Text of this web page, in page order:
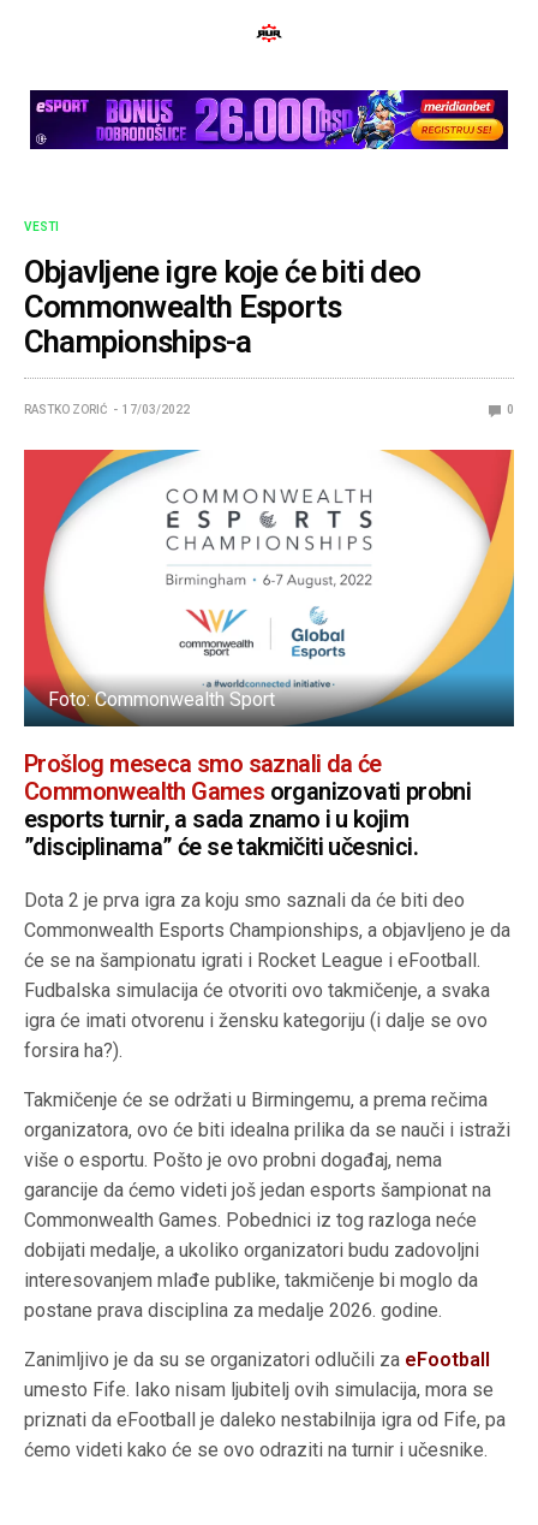
VESTI
Objavljene igre koje će biti deo
Commonwealth Esports
Championships-a
RASTKO ZORIĆ 17/03/2022 0
Foto: Commonwealth Sport
Prošlog meseca smo saznali da će
Commonwealth Games organizovati probni
esports turnir, a sada znamo i u kojim
”disciplinama” će se takmičiti učesnici.
Dota 2 je prva igra za koju smo saznali da će biti deo
Commonwealth Esports Championships, a objavljeno je da
će se na šampionatu igrati i Rocket League i eFootball.
Fudbalska simulacija će otvoriti ovo takmičenje, a svaka
igra će imati otvorenu i žensku kategoriju (i dalje se ovo
forsira ha?).
Takmičenje će se održati u Birmingemu, a prema rečima
organizatora, ovo će biti idealna prilika da se nauči i istraži
više o esportu. Pošto je ovo probni događaj, nema
garancije da ćemo videti još jedan esports šampionat na
Commonwealth Games. Pobednici iz tog razloga neće
dobijati medalje, a ukoliko organizatori budu zadovoljni
interesovanjem mlađe publike, takmičenje bi moglo da
postane prava disciplina za medalje 2026. godine.
Zanimljivo je da su se organizatori odlučili za eFootball
umesto Fife. Iako nisam ljubitelj ovih simulacija, mora se
priznati da eFootball je daleko nestabilnija igra od Fife, pa
ćemo videti kako će se ovo odraziti na turnir i učesnike.